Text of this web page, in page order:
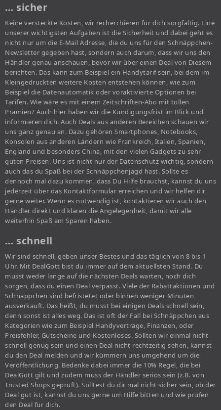
… sicher
Keine versteckte Kosten, wir recherchieren für dich sorgfältig. Eine
unserer wichtigsten Aufgaben ist die Sicherheit und dabei geht es
nicht nur um die E-Mail Adresse, die du uns für den Schnäppchen-
Newsletter gegeben hast, sondern auch darum, dass wir uns den
Händler genau anschauen, bevor wir über einen Deal von Diesem
berichten. Das kann zum Beispiel ein Handytarif sein, bei dem im
Kleingedruckten weitere Kosten entstehen können, wie zum
Beispiel die Datenautomatik oder voraktivierte Optionen bei
Tarifen. Wie wäre es mit einem Zeitschriften-Abo mit tollen
Prämien? Auch hier haben wir die Kündigungsfrist im Blick und
informieren dich. Auch Deals aus anderen Bereichen schauen wir
uns ganz genau an. Dazu gehören Smartphones, Notebooks,
Konsolen aus anderen Ländern wie Frankreich, Italien, Spanien,
England und besonders China, mit den vielen Gadgets zu sehr
guten Preisen. Uns ist nicht nur der Datenschutz wichtig, sondern
auch das du Spaß bei der Schnäppchenjagd hast. Sollte es
dennoch mal dazu kommen, dass Du Hilfe brauchst, kannst du uns
jederzeit über das Kontaktformular erreichen und wir helfen dir
gerne weiter. Wenn es notwendig ist, kontaktieren wir auch den
Händler direkt und klären die Angelegenheit, damit wir alle
weiterhin Spaß am Sparen haben.
… schnell
Wir sind schnell, geben unser Bestes und das täglich von 8 bis 1
Uhr. Mit DealGott bist du immer auf dem aktuellsten Stand. Du
musst weder lange auf die nächsten Deals warten, noch dich
sorgen, dass du einen Deal verpasst. Viele der Rabattaktionen und
Schnäppchen sind befristetet oder binnen weniger Minuten
ausverkauft. Das heißt, du musst bei einigen Deals schnell sein,
denn sonst ist alles weg. Das ist oft der Fall bei Schnäppchen aus
Kategorien wie zum Beispiel Handyverträge, Finanzen, oder
Preisfehler, Gutscheine und Kostenloses. Sollten wir einmal nicht
schnell genug sein und einen Deal nicht rechtzeitig sehen, kannst
du den Deal melden und wir kümmern uns umgehend um die
Veröffentlichung. Bedenke dabei immer die 10% Regel, die bei
DealGott gilt und zudem muss der Händler seriös sein (z.B. von
Trusted Shops geprüft). Solltest du dir mal nicht sicher sein, ob der
Deal gut ist, kannst du uns gerne um Hilfe bitten und wie prüfen
den Deal für dich.